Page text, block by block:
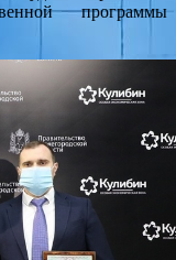
программы